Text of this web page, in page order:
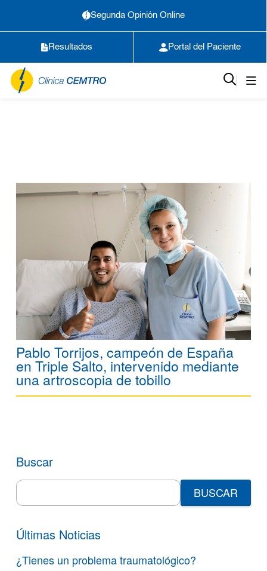
Segunda Opinión Online
Resultados Portal del Paciente
Pablo Torrijos, campeón de España
en Triple Salto, intervenido mediante
una artroscopia de tobillo
Buscar
Search
for:
Últimas Noticias
¿Tienes un problema traumatológico?